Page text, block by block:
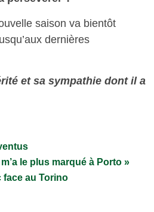
saison va bientôt
dernières
et sa sympathie dont il a
le plus marqué à Porto »
face au Torino